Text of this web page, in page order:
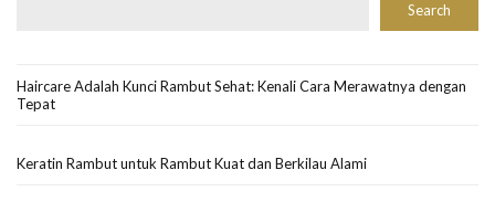
Search
Haircare Adalah Kunci Rambut Sehat: Kenali Cara Merawatnya dengan
Tepat
Keratin Rambut untuk Rambut Kuat dan Berkilau Alami